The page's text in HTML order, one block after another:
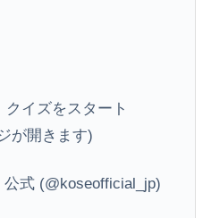
イズをスタート
が開きます)
式 (@koseofficial_jp)